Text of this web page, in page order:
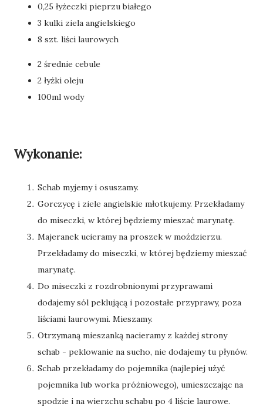
0,25 łyżeczki pieprzu białego
3 kulki ziela angielskiego
8 szt. liści laurowych
2 średnie cebule
2 łyżki oleju
100ml wody
Wykonanie:
Schab myjemy i osuszamy.
Gorczycę i ziele angielskie młotkujemy. Przekładamy
do miseczki, w której będziemy mieszać marynatę.
Majeranek ucieramy na proszek w moździerzu.
Przekładamy do miseczki, w której będziemy mieszać
marynatę.
Do miseczki z rozdrobnionymi przyprawami
dodajemy sól peklującą i pozostałe przyprawy, poza
liściami laurowymi. Mieszamy.
Otrzymaną mieszanką nacieramy z każdej strony
schab - peklowanie na sucho, nie dodajemy tu płynów.
Schab przekładamy do pojemnika (najlepiej użyć
pojemnika lub worka próżniowego), umieszczając na
spodzie i na wierzchu schabu po 4 liście laurowe.